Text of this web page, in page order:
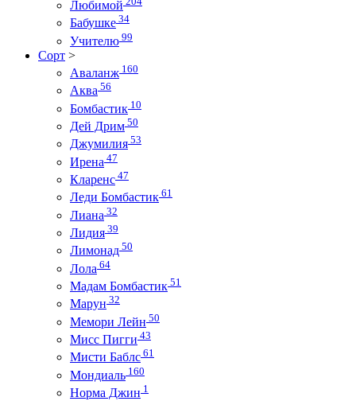
Любимой
Бабушке 34
Учителю 99
Сорт >
Аваланж 160
Аква 56
Бомбастик 10
Дей Дрим 50
Джумилия 53
Ирена 47
Кларенс 47
Леди Бомбастик 61
Лиана 32
Лидия 39
Лимонад 50
Лола 64
Мадам Бомбастик 51
Марун 32
Мемори Лейн 50
Мисс Пигги 43
Мисти Баблс 61
Мондиаль 160
Норма Джин 1